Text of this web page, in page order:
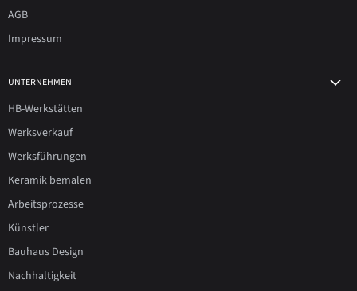
AGB
Impressum
UNTERNEHMEN
HB-Werkstätten
Werksverkauf
Werksführungen
Keramik bemalen
Arbeitsprozesse
Künstler
Bauhaus Design
Nachhaltigkeit